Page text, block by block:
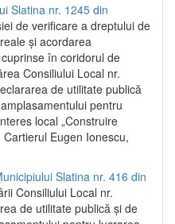
Slatina nr. 1245 din
de verificare a dreptului de
și acordarea
în coridorul de
Consiliului Local nr.
de utilitate publică
pentru
local „Construire
Eugen Ionescu,
Slatina nr. 416 din
Consiliului Local nr.
de utilitate publică și de